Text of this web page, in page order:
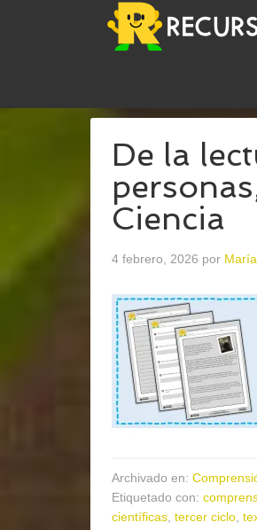
De la
Ciencia
4 febrero, 2026 por María
Archivado en:
Etiquetado con:
científicas tercer ciclo